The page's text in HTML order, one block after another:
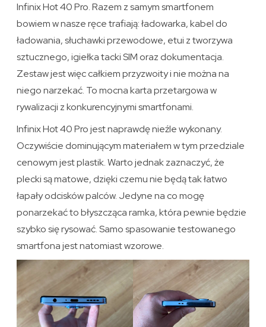
Infinix Hot 40 Pro. Razem z samym smartfonem
bowiem w nasze ręce trafiają: ładowarka, kabel do
ładowania, słuchawki przewodowe, etui z tworzywa
sztucznego, igiełka tacki SIM oraz dokumentacja.
Zestaw jest więc całkiem przyzwoity i nie można na
niego narzekać. To mocna karta przetargowa w
rywalizacji z konkurencyjnymi smartfonami.
Infinix Hot 40 Pro jest naprawdę nieźle wykonany.
Oczywiście dominującym materiałem w tym przedziale
cenowym jest plastik. Warto jednak zaznaczyć, że
plecki są matowe, dzięki czemu nie będą tak łatwo
łapały odcisków palców. Jedyne na co mogę
ponarzekać to błyszcząca ramka, która pewnie będzie
szybko się rysować. Samo spasowanie testowanego
smartfona jest natomiast wzorowe.